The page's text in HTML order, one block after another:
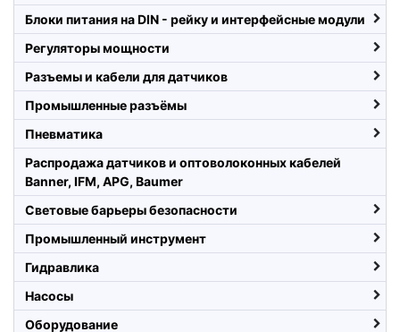
Блоки питания на DIN - рейку и интерфейсные модули
Регуляторы мощности
Разъемы и кабели для датчиков
Промышленные разъёмы
Пневматика
Распродажа датчиков и оптоволоконных кабелей
Banner, IFM, APG, Baumer
Световые барьеры безопасности
Промышленный инструмент
Гидравлика
Насосы
Оборудование